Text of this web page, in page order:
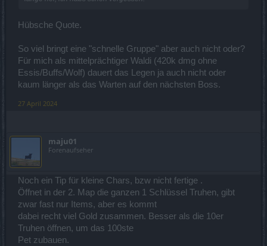
Hübsche Quote.
So viel bringt eine "schnelle Gruppe" aber auch nicht oder?
Für mich als mittelprächtiger Waldi (420k dmg ohne
Essis/Buffs/Wolf) dauert das Legen ja auch nicht oder
kaum länger als das Warten auf den nächsten Boss.
27 April 2024
maju01
Forenaufseher
Noch ein Tip für kleine Chars, bzw nicht fertige .
Öffnet in der 2. Map die ganzen 1 Schlüssel Truhen, gibt
zwar fast nur Items, aber es kommt
dabei recht viel Gold zusammen. Besser als die 10er
Truhen öffnen, um das 100ste
Pet zubauen.